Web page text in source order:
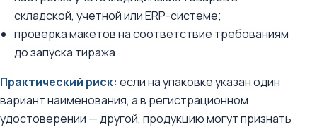
складской, учетной или ERP-системе;
проверка макетов на соответствие требованиям
до запуска тиража.
Практический риск: если на упаковке указан один
вариант наименования, а в регистрационном
удостоверении — другой, продукцию могут признать